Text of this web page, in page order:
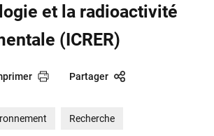
et la radioactivité
(ICRER)
Partager
Recherche